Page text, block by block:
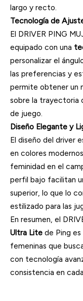
largo y recto.
Tecnología de
El DRIVER PING
equipado con una
personalizar el
las preferencias y
permite obtener un
sobre la trayectoria
de juego.
Diseño Elegante y
El diseño del driver
en colores
feminidad en el
perfil bajo facilitan
superior, lo que lo
estilizado para las
En resumen, el
Ultra Lite de Ping
femeninas que
con tecnología
consistencia en